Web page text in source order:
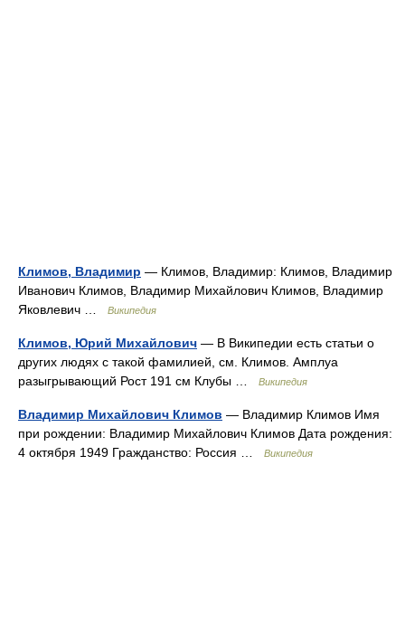
Климов, Владимир — Климов, Владимир: Климов, Владимир
Иванович Климов, Владимир Михайлович Климов, Владимир
Яковлевич …
Википедия
Климов, Юрий Михайлович — В Википедии есть статьи о
других людях с такой фамилией, см. Климов. Амплуа
разыгрывающий Рост 191 см Клубы …
Википедия
Владимир Михайлович Климов — Владимир Климов Имя
при рождении: Владимир Михайлович Климов Дата рождения:
4 октября 1949 Гражданство: Россия …
Википедия